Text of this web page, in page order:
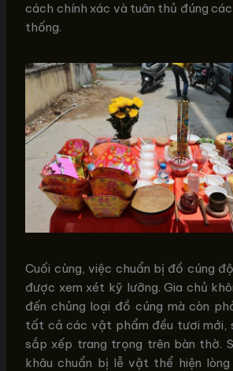
cách chính xác và tuân thủ đúng
thống.
Cuối cùng, việc chuẩn bị đồ cúng
được xem xét kỹ lưỡng. Gia chủ
đến chủng loại đồ cúng mà còn
tất cả các vật phẩm đều tươi mới,
sắp xếp trang trọng trên bàn thờ.
khâu chuẩn bị lễ vật thể hiện